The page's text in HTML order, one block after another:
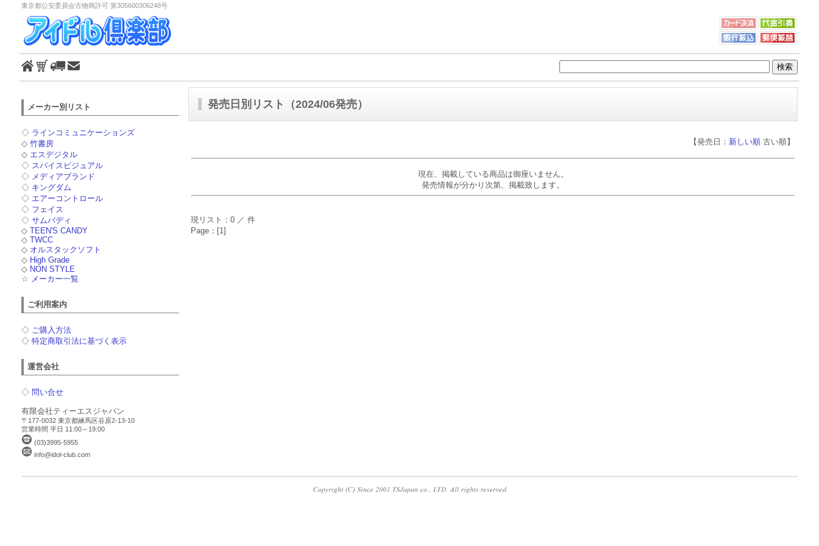
東京都公安委員会古物商許可 第305600306248号
メーカー別リスト
◇ ラインコミュニケーションズ
◇ 竹書房
◇ エスデジタル
◇ スパイスビジュアル
◇ メディアブランド
◇ キングダム
◇ エアーコントロール
◇ フェイス
◇ サムバディ
◇ TEEN'S CANDY
◇ TWCC
◇ オルスタックソフト
◇ High Grade
◇ NON STYLE
☆ メーカー一覧
ご利用案内
◇ ご購入方法
◇ 特定商取引法に基づく表示
運営会社
◇ 問い合せ
有限会社ティーエスジャパン
〒177-0032 東京都練馬区谷原2-13-10
営業時間 平日 11:00～19:00
(03)3995-5955
info@idol-club.com
発売日別リスト（2024/06発売）
【発売日： 新しい順 古い順】
現在、掲載している商品は御座いません。
発売情報が分かり次第、掲載致します。
現リスト：0 ／ 件
Page：[1]